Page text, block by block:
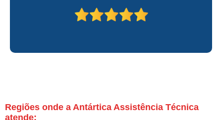
Regiões onde a Antártica Assistência Técnica
atende: